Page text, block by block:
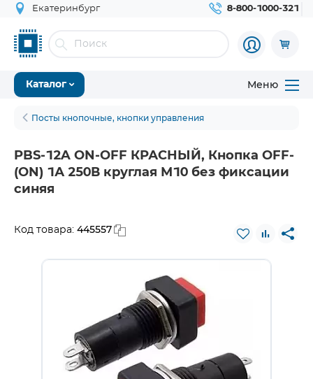
Екатеринбург 8-800-1000-321
Каталог Меню
Посты кнопочные, кнопки управления
PBS-12A ON-OFF КРАСНЫЙ, Кнопка OFF-
(ON) 1А 250В круглая М10 без фиксации
синяя
Код товара: 445557